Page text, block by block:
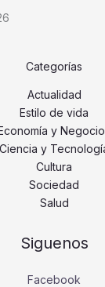
Categorías
Actualidad
Estilo de vida
y
Ciencia y
Cultura
Sociedad
Salud
Siguenos
Facebook